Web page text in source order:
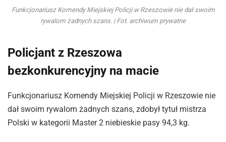
Funkcjonariusz Komendy Miejskiej Policji w Rzeszowie nie dał swoim
rywalom żadnych szans. | Fot. archiwum prywatne
Policjant z Rzeszowa
bezkonkurencyjny na macie
Funkcjonariusz Komendy Miejskiej Policji w Rzeszowie nie
dał swoim rywalom żadnych szans, zdobył tytuł mistrza
Polski w kategorii Master 2 niebieskie pasy 94,3 kg.